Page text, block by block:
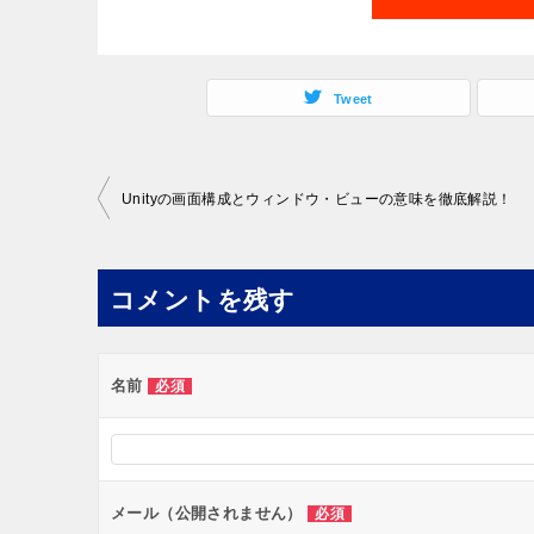
Tweet
投
ナ
ビ
ー
ョ
ン
Unityの画面構成とウィンドウ・ビューの意味を徹底解説！
コメントを残す
名前 必須
メール（公開されません） 必須